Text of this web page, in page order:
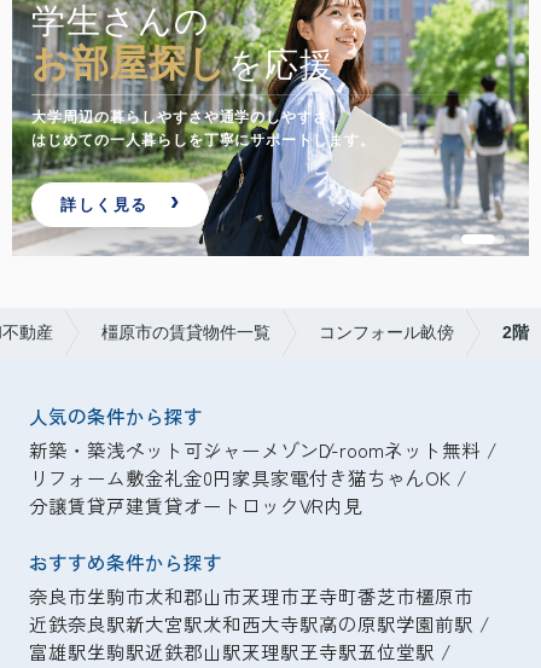
学生さんの
お部屋探しを応援
大学周辺の暮らしやすさや通学のしやすさ。
はじめての一人暮らしを丁寧にサポートします。
詳しく見る
動産 橿原市の賃貸物件一覧 コンフォール畝傍 2階
人気の条件から探す
新築・築浅ペット可シャーメゾンD-roomネット無料
リフォーム敷金礼金0円家具家電付き猫ちゃんOK
分譲賃貸戸建賃貸オートロックVR内見
おすすめ条件から探す
奈良市生駒市大和郡山市天理市王寺町香芝市橿原市
近鉄奈良駅新大宮駅大和西大寺駅高の原駅学園前駅
富雄駅生駒駅近鉄郡山駅天理駅王寺駅五位堂駅